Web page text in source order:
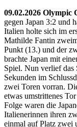
09.02.2026 Olympic
gegen Japan 3:2 und
Italien holte sich im
Mathilde Fantin
Punkt (13.) und der
brachte Japan mit
Spiel. Nun verlief das
Sekunden im
zwei Toren vorran.
etwas umstrittenes
Folge waren die
Italienerinnen ihren
einmal auf Platz zwei